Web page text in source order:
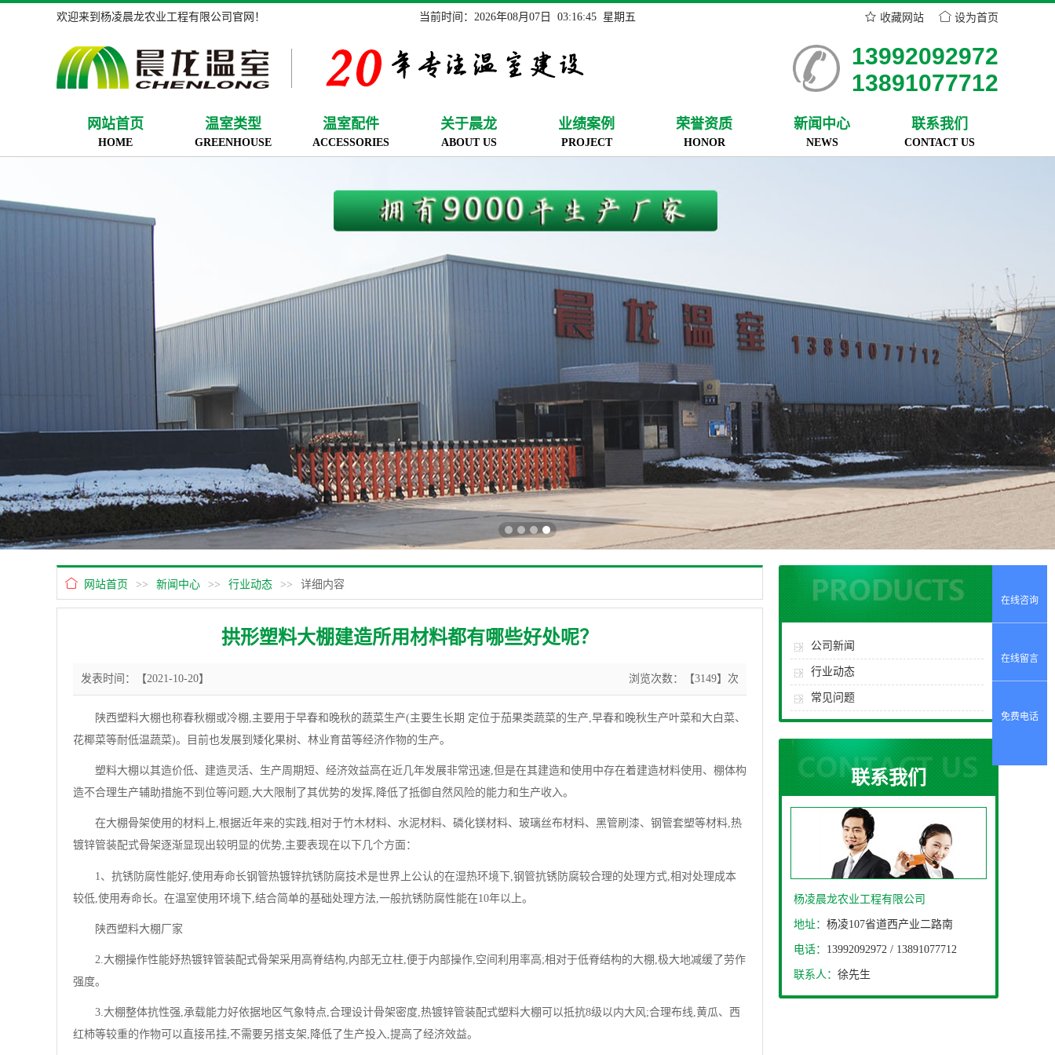
欢迎来到杨凌晨龙农业工程有限公司官网！ 当前时间： 2026年08月07日 03:16:46 星期五 收藏网站 设为首页
13992092972
13891077712
网站首页
HOME
温室类型
GREENHOUSE
温室配件
ACCESSORIES
关于晨龙
ABOUT US
业绩案例
PROJECT
荣誉资质
HONOR
新闻中心
NEWS
联系我们
CONTACT US
网站首页 >> 新闻中心 >> 行业动态 >> 详细内容
拱形塑料大棚建造所用材料都有哪些好处呢？
发表时间：【2021-10-20】 浏览次数：【3149】次
陕西塑料大棚也称春秋棚或冷棚,主要用于早春和晚秋的蔬菜生产(主要生长期 定位于茄果类蔬菜的生产,早春和晚秋生产叶菜和大白菜、
花椰菜等耐低温蔬菜)。目前也发展到矮化果树、林业育苗等经济作物的生产。
塑料大棚以其造价低、建造灵活、生产周期短、经济效益高在近几年发展非常迅速,但是在其建造和使用中存在着建造材料使用、棚体构
造不合理生产辅助措施不到位等问题,大大限制了其优势的发挥,降低了抵御自然风险的能力和生产收入。
在大棚骨架使用的材料上,根据近年来的实践,相对于竹木材料、水泥材料、磷化镁材料、玻璃丝布材料、黑管刷漆、钢管套塑等材料,热
镀锌管装配式骨架逐渐显现出较明显的优势,主要表现在以下几个方面：
1、抗锈防腐性能好,使用寿命长钢管热镀锌抗锈防腐技术是世界上公认的在湿热环境下,钢管抗锈防腐较合理的处理方式,相对处理成本
较低,使用寿命长。在温室使用环境下,结合简单的基础处理方法,一般抗锈防腐性能在10年以上。
陕西塑料大棚厂家
2.大棚操作性能妤热镀锌管装配式骨架采用高脊结构,内部无立柱,便于内部操作,空间利用率高;相对于低脊结构的大棚,极大地减缓了劳作
强度。
3.大棚整体抗性强,承载能力好依据地区气象特点,合理设计骨架密度,热镀锌管装配式塑料大棚可以抵抗8级以内大风;合理布线,黄瓜、西
红柿等较重的作物可以直接吊挂,不需要另搭支架,降低了生产投入,提高了经济效益。
公司新闻
行业动态
常见问题
联系我们
杨凌晨龙农业工程有限公司
地址： 杨凌107省道西产业二路南
电话： 13992092972 / 13891077712
联系人： 徐先生
在线咨询
在线留言
免费电话